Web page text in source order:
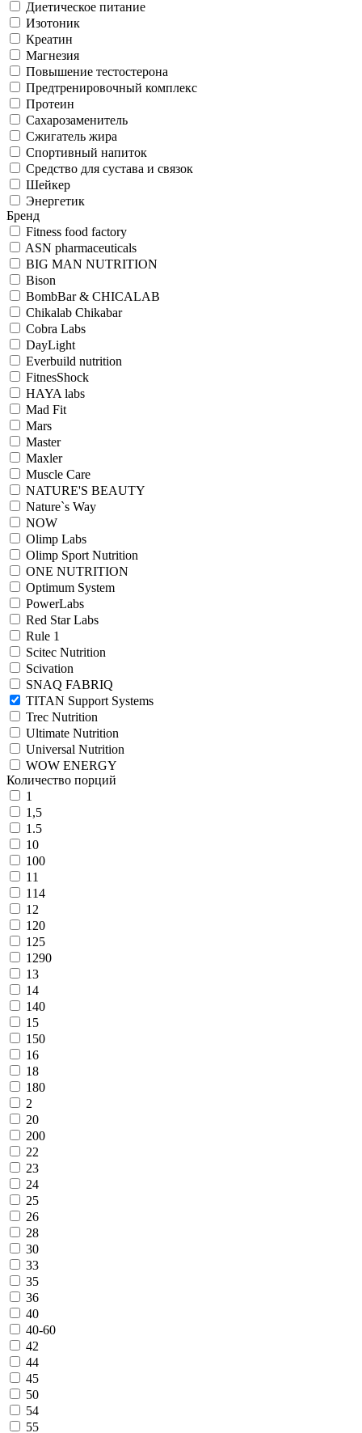
Диетическое питание
Изотоник
Креатин
Магнезия
Повышение тестостерона
Предтренировочный комплекс
Протеин
Сахарозаменитель
Сжигатель жира
Спортивный напиток
Средство для сустава и связок
Шейкер
Энергетик
Бренд
Fitness food factory
ASN pharmaceuticals
BIG MAN NUTRITION
Bison
BombBar & CHICALAB
Chikalab Chikabar
Cobra Labs
DayLight
Everbuild nutrition
FitnesShock
HAYA labs
Mad Fit
Mars
Master
Maxler
Muscle Care
NATURE'S BEAUTY
Nature`s Way
NOW
Olimp Labs
Olimp Sport Nutrition
ONE NUTRITION
Optimum System
PowerLabs
Red Star Labs
Rule 1
Scitec Nutrition
Scivation
SNAQ FABRIQ
TITAN Support Systems
Trec Nutrition
Ultimate Nutrition
Universal Nutrition
WOW ENERGY
Количество порций
1
1,5
1.5
10
100
11
114
12
120
125
1290
13
14
140
15
150
16
18
180
2
20
200
22
23
24
25
26
28
30
33
35
36
40
40-60
42
44
45
50
54
55